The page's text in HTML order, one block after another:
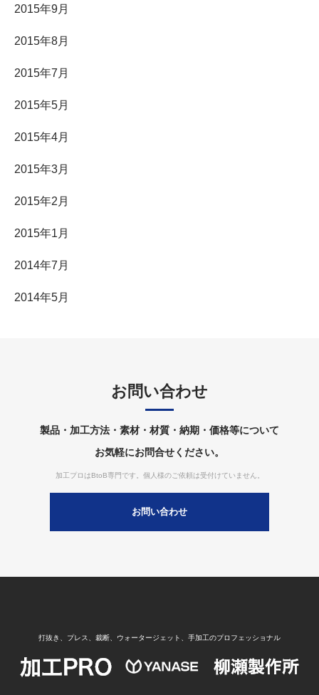
2015年9月
2015年8月
2015年7月
2015年5月
2015年4月
2015年3月
2015年2月
2015年1月
2014年7月
2014年5月
お問い合わせ
製品・加工方法・素材・材質・納期・価格等について
お気軽にお問合せください。
加工プロはBtoB専門です。個人様のご依頼は受付けていません。
お問い合わせ
打抜き、プレス、裁断、ウォータージェット、手加工のプロフェッショナル